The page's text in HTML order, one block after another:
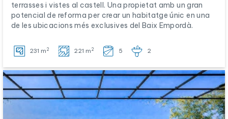
terrasses i vistes al castell. Una propietat amb un gran
potencial de reforma per crear un habitatge únic en una
de les ubicacions més exclusives del Baix Empordà.
231 m 2 221 m 2 5 2